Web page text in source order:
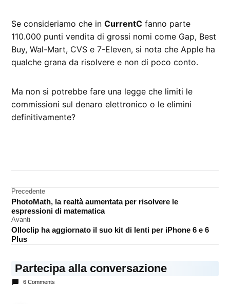
Se consideriamo che inCurrentC fanno parte
110.000 punti vendita di grossi nomi come Gap, Best
Buy, Wal-Mart, CVS e 7-Eleven, si nota che Apple ha
qualche grana da risolvere e non di poco conto.
Ma non si potrebbe fare una legge che limiti le
commissioni sul denaro elettronico o le elimini
definitivamente?
Navigazione
articoli
Precedente
PhotoMath, la realtà aumentata per risolvere le
espressioni di matematica
Avanti
Olloclip ha aggiornato il suo kit di lenti per iPhone 6 e 6
Plus
Partecipa alla conversazione
6 Comments